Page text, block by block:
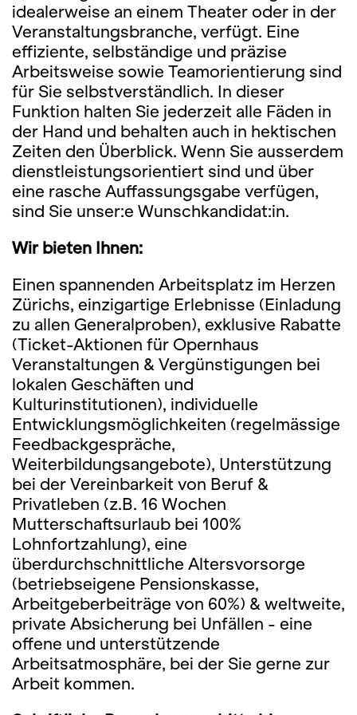
idealerweise an einem Theater oder in der
Veran­staltungs­branche, verfügt. Eine
effiziente, selbständige und präzise
Arbeitsweise sowie Teamorientie­rung sind
für Sie selbstverständlich. In dieser
Funktion halten Sie jederzeit alle Fäden in
der Hand und behalten auch in hektischen
Zeiten den Überblick. Wenn Sie ausserdem
dienstleistungsorientiert sind und über
eine rasche Auffassungsgabe verfügen,
sind Sie unser:e Wunschkandidat:in.
Wir bieten Ihnen:
Einen spannenden Arbeitsplatz im Herzen
Zürichs, einzigartige Erlebnisse (Einladung
zu allen Generalproben), exklusive Rabatte
(Ticket-Aktionen für Opernhaus
Veranstaltungen & Vergünstigungen bei
lokalen Geschäften und
Kulturinstitutionen), individuelle
Entwicklungsmöglichkeiten (regelmässige
Feedbackgespräche,
Weiterbildungsangebote), Unterstützung
bei der Vereinbarkeit von Beruf &
Privatleben (z.B. 16 Wochen
Mutterschaftsurlaub bei 100%
Lohnfortzahlung), eine
überdurchschnittliche Altersvorsorge
(betriebseigene Pensionskasse,
Arbeitgeberbeiträge von 60%) & weltweite,
private Absicherung bei Unfällen - eine
offene und unterstützende
Arbeitsatmosphäre, bei der Sie gerne zur
Arbeit kommen.